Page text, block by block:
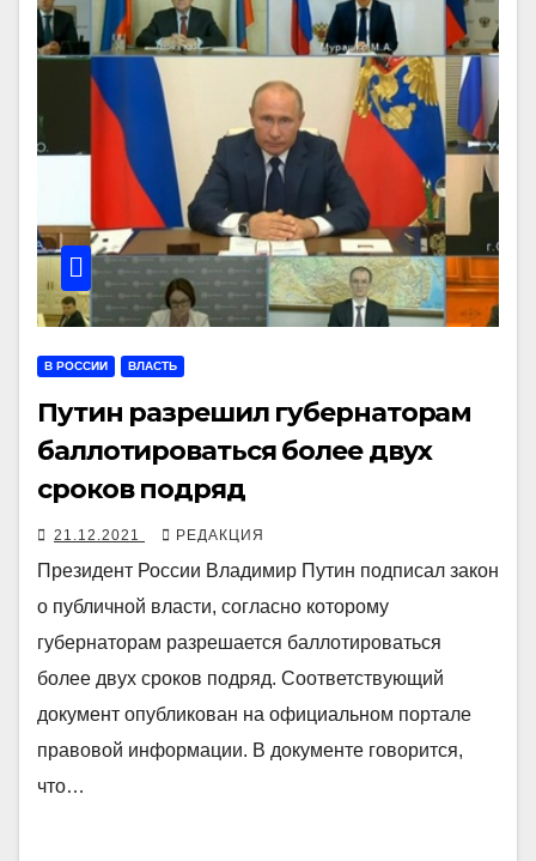
В РОССИИ ВЛАСТЬ
Путин разрешил губернаторам
баллотироваться более двух
сроков подряд
21.12.2021 РЕДАКЦИЯ
Президент России Владимир Путин подписал закон
о публичной власти, согласно которому
губернаторам разрешается баллотироваться
более двух сроков подряд. Соответствующий
документ опубликован на официальном портале
правовой информации. В документе говорится,
что…